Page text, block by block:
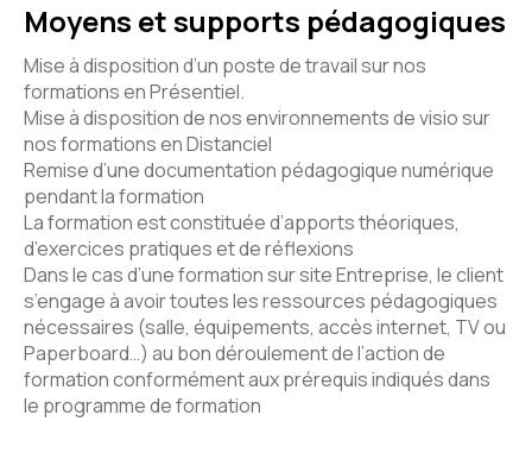
Moyens et supports pédagogiques
Mise à disposition d’un poste de travail sur nos
formations en Présentiel.
Mise à disposition de nos environnements de visio sur
nos formations en Distanciel
Remise d’une documentation pédagogique numérique
pendant la formation
La formation est constituée d’apports théoriques,
d’exercices pratiques et de réflexions
Dans le cas d’une formation sur site Entreprise, le client
s’engage à avoir toutes les ressources pédagogiques
nécessaires (salle, équipements, accès internet, TV ou
Paperboard…) au bon déroulement de l’action de
formation conformément aux prérequis indiqués dans
le programme de formation